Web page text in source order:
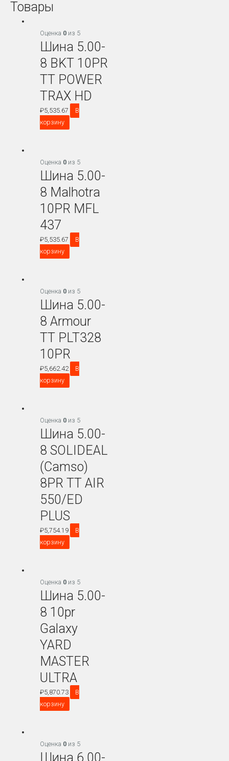
Товары
Оценка 0 из 5
Шина 5.00-
8 BKT 10PR
TT POWER
TRAX HD
₽5,535.67
В
корзину
Оценка 0 из 5
Шина 5.00-
8 Malhotra
10PR MFL
437
₽5,535.67
В
корзину
Оценка 0 из 5
Шина 5.00-
8 Armour
TT PLT328
10PR
₽5,662.42
В
корзину
Оценка 0 из 5
Шина 5.00-
8 SOLIDEAL
(Camso)
8PR TT AIR
550/ED
PLUS
₽5,754.19
В
корзину
Оценка 0 из 5
Шина 5.00-
8 10pr
Galaxy
YARD
MASTER
ULTRA
₽5,870.73
В
корзину
Оценка 0 из 5
Шина 6.00-